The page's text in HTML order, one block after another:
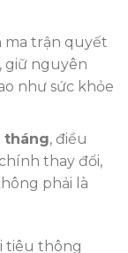
ma trận quyết
giữ nguyên
như sức khỏe
tháng, điều
thay đổi,
phải là